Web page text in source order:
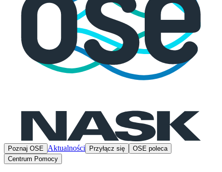
Poznaj OSE Aktualności Przyłącz się
OSE poleca
Centrum Pomocy